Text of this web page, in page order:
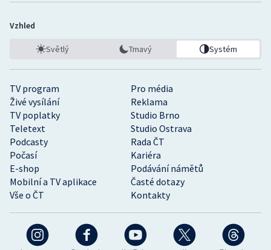
TV program
Pro média
Živé vysílání
Reklama
TV poplatky
Studio Brno
Teletext
Studio Ostrava
Podcasty
Rada ČT
Počasí
Kariéra
E-shop
Podávání námětů
Mobilní a TV aplikace
Časté dotazy
Vše o ČT
Kontakty
Vzhled
Světlý Tmavý Systém